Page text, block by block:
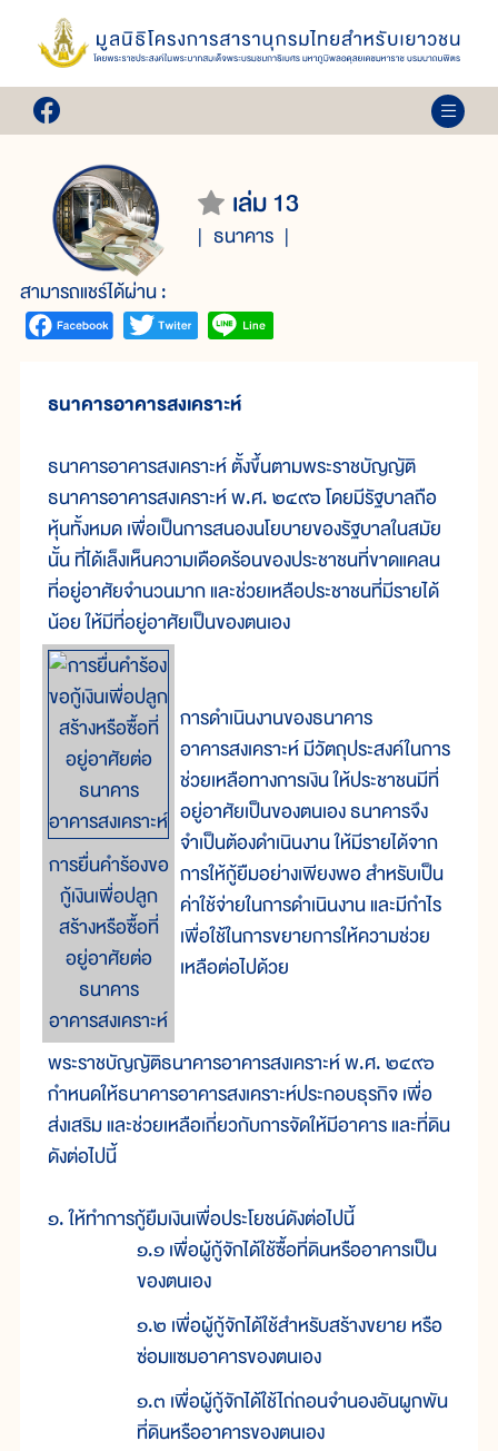
เล่ม 13
ธนาคาร
สามารถแชร์ได้ผ่าน :
ธนาคารอาคารสงเคราะห์
ธนาคารอาคารสงเคราะห์ ตั้งขึ้นตามพระราชบัญญัติ
ธนาคารอาคารสงเคราะห์ พ.ศ. ๒๔๙๖ โดยมีรัฐบาลถือ
หุ้นทั้งหมด เพื่อเป็นการสนองนโยบายของรัฐบาลในสมัย
นั้น ที่ได้เล็งเห็นความเดือดร้อนของประชาชนที่ขาดแคลน
ที่อยู่อาศัยจำนวนมาก และช่วยเหลือประชาชนที่มีรายได้
น้อย ให้มีที่อยู่อาศัยเป็นของตนเอง
การยื่นคำร้องขอ
กู้เงินเพื่อปลูก
สร้างหรือซื้อที่
อยู่อาศัยต่อ
ธนาคาร
อาคารสงเคราะห์
การดำเนินงานของธนาคาร
อาคารสงเคราะห์ มีวัตถุประสงค์ในการ
ช่วยเหลือทางการเงิน ให้ประชาชนมีที่
อยู่อาศัยเป็นของตนเอง ธนาคารจึง
จำเป็นต้องดำเนินงาน ให้มีรายได้จาก
การให้กู้ยืมอย่างเพียงพอ สำหรับเป็น
ค่าใช้จ่ายในการดำเนินงาน และมีกำไร
เพื่อใช้ในการขยายการให้ความช่วย
เหลือต่อไปด้วย
พระราชบัญญัติธนาคารอาคารสงเคราะห์ พ.ศ. ๒๔๙๖
กำหนดให้ธนาคารอาคารสงเคราะห์ประกอบธุรกิจ เพื่อ
ส่งเสริม และช่วยเหลือเกี่ยวกับการจัดให้มีอาคาร และที่ดิน
ดังต่อไปนี้
๑. ให้ทำการกู้ยืมเงินเพื่อประโยชน์ดังต่อไปนี้
๑.๑ เพื่อผู้กู้จักได้ใช้ซื้อที่ดินหรืออาคารเป็น
ของตนเอง
๑.๒ เพื่อผู้กู้จักได้ใช้สำหรับสร้างขยาย หรือ
ซ่อมแซมอาคารของตนเอง
๑.๓ เพื่อผู้กู้จักได้ใช้ไถ่ถอนจำนองอันผูกพัน
ที่ดินหรืออาคารของตนเอง